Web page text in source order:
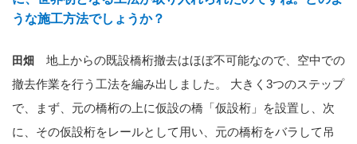
うな施工方法でしょうか？
田畑
地上からの既設橋桁撤去はほぼ不可能なので、空中での
撤去作業を行う工法を編み出しました。 大きく3つのステップ
で、まず、元の橋桁の上に仮設の橋「仮設桁」を設置し、次
に、その仮設桁をレールとして用い、元の橋桁をバラして吊